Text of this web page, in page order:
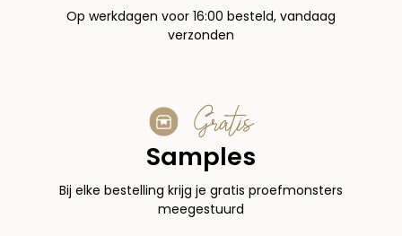
Op werkdagen voor 16:00 besteld, vandaag
verzonden
Gratis
Samples
Bij elke bestelling krijg je gratis proefmonsters
meegestuurd